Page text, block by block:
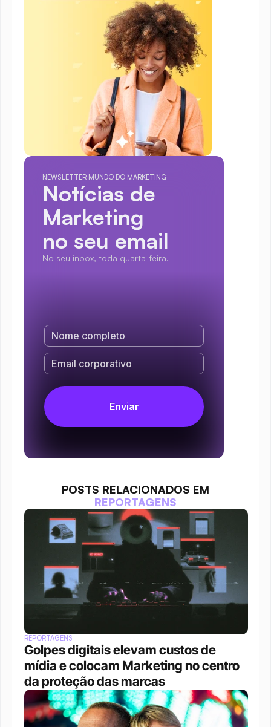
NEWSLETTER MUNDO DO MARKETING
Notícias de
Marketing
no seu email
No seu inbox, toda quarta-feira.
POSTS RELACIONADOS EM
REPORTAGENS
REPORTAGENS
Golpes digitais elevam custos de
mídia e colocam Marketing no centro
da proteção das marcas